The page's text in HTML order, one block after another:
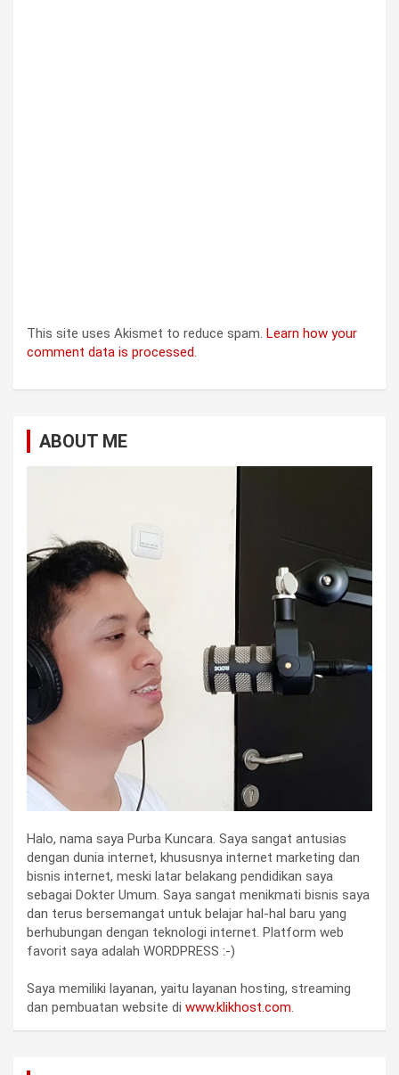
This site uses Akismet to reduce spam. Learn how your
comment data is processed.
ABOUT ME
Halo, nama saya Purba Kuncara. Saya sangat antusias
dengan dunia internet, khususnya internet marketing dan
bisnis internet, meski latar belakang pendidikan saya
sebagai Dokter Umum. Saya sangat menikmati bisnis saya
dan terus bersemangat untuk belajar hal-hal baru yang
berhubungan dengan teknologi internet. Platform web
favorit saya adalah WORDPRESS :-)
Saya memiliki layanan, yaitu layanan hosting, streaming
dan pembuatan website di www.klikhost.com.